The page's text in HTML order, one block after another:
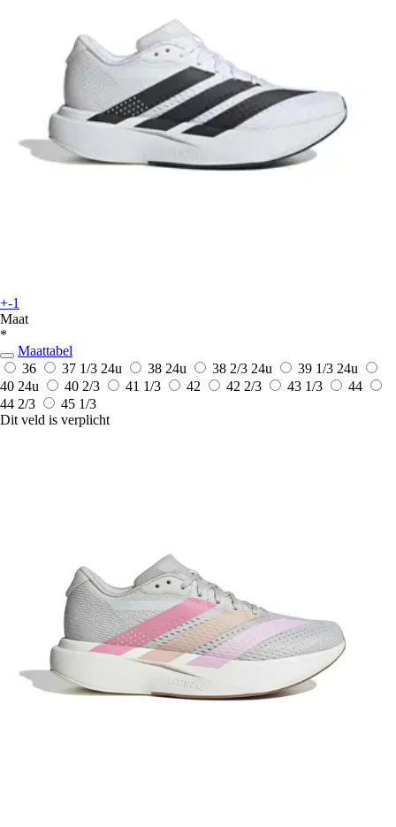
+-1
Maat
*
Maattabel
36
37 1/3 24u 38 24u 38 2/3 24u 39 1/3 24u
40 24u 40 2/3 41 1/3 42 42 2/3 43 1/3
44
44 2/3
45 1/3
Dit veld is verplicht